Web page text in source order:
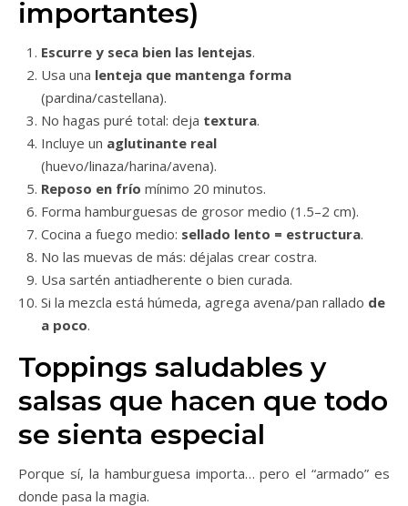
importantes)
Escurre y seca bien las lentejas.
Usa una lenteja que mantenga forma
(pardina/castellana).
No hagas puré total: deja textura.
Incluye un aglutinante real
(huevo/linaza/harina/avena).
Reposo en frío mínimo 20 minutos.
Forma hamburguesas de grosor medio (1.5–2 cm).
Cocina a fuego medio: sellado lento = estructura.
No las muevas de más: déjalas crear costra.
Usa sartén antiadherente o bien curada.
Si la mezcla está húmeda, agrega avena/pan rallado de
a poco.
Toppings saludables y
salsas que hacen que todo
se sienta especial
Porque sí, la hamburguesa importa… pero el “armado” es
donde pasa la magia.